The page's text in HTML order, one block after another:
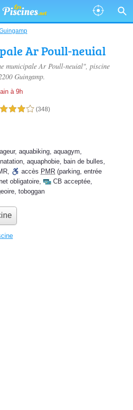
Ar Poull-neuial
municipale Ar Poull-neuial", piscine
Guingamp.
à 9h
étoiles sur 5 (348)
, aquabiking, aquagym,
, aquaphobie, bain de bulles,
, accès PMR (parking, entrée
obligatoire, CB acceptée,
, toboggan